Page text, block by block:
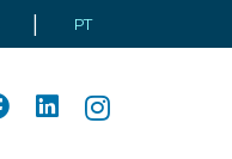
| PT